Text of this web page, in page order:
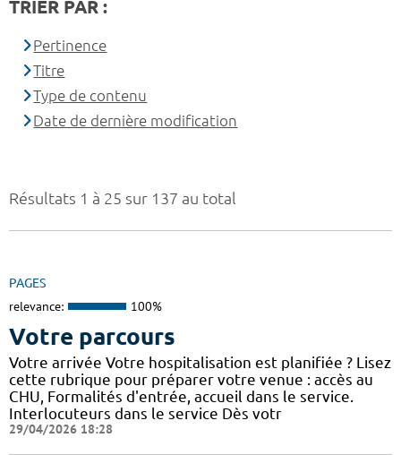
Résultats 1 à 25 sur 137 au total
PAGES
relevance: 100%
Votre parcours
Votre arrivée Votre hospitalisation est planifiée ? Lisez
cette rubrique pour préparer votre venue : accès au
CHU, Formalités d'entrée, accueil dans le service.
Interlocuteurs dans le service Dès votr
29/04/2026 18:28
TRIER PAR :
Pertinence
Titre
Type de contenu
Date de dernière modification